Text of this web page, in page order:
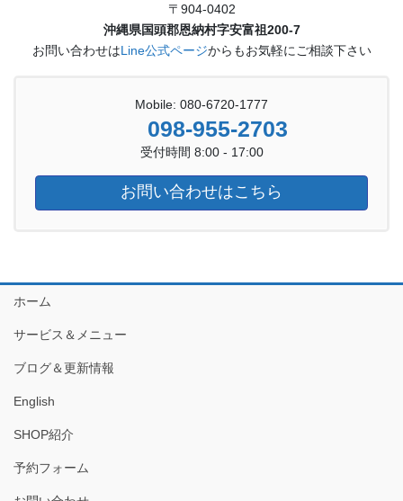
〒904-0402
沖縄県国頭郡恩納村字安富祖200-7
お問い合わせはLine公式ページからもお気軽にご相談下さい
Mobile: 080-6720-1777
098-955-2703
受付時間 8:00 - 17:00
お問い合わせはこちら
ホーム
サービス＆メニュー
ブログ＆更新情報
English
SHOP紹介
予約フォーム